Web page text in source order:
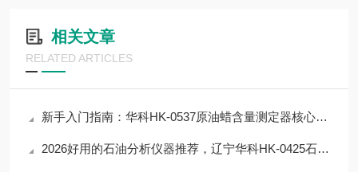
相关文章
RELATED ARTICLES
新手入门指南：华科HK-0537原油蜡含量测定器核心参数解读，快速上手不踩雷
2026好用的石油分析仪器推荐，辽宁华科HK-0425石油沥青蜡含量测定器